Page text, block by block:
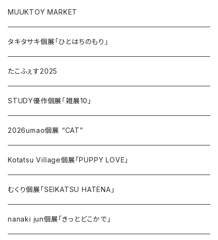
MUUKTOY MARKET
タキタサキ個展「ひとはちのもり」
たこふぇす2025
STUDY優作個展「雑展10」
2026umao個展 “CAT”
Kotatsu Village個展「PUPPY LOVE」
むくり個展「SEIKATSU HATENA」
nanaki jun個展「きっとどこかで」